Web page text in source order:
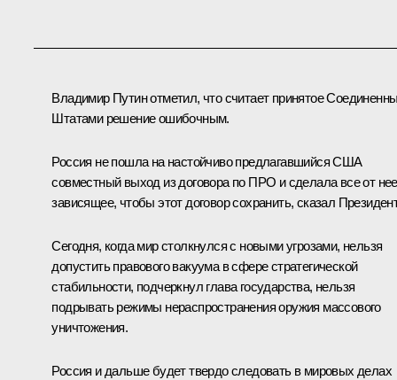
Владимир Путин отметил, что считает принятое
Штатами решение ошибочным.
Россия не пошла на настойчиво предлагавшийся США
совместный выход из договора по ПРО и сделала все от нее
зависящее, чтобы этот договор сохранить, сказал
Сегодня, когда мир столкнулся с новыми угрозами, нельзя
допустить правового вакуума в сфере стратегической
стабильности, подчеркнул глава государства, нельзя
подрывать режимы нераспространения оружия массового
уничтожения.
Россия и дальше будет твердо следовать в мировых делах